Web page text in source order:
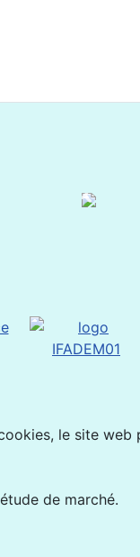
le site
de marché.